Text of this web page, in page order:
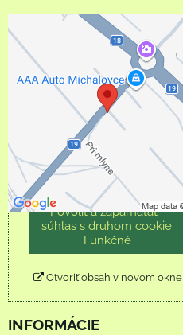
Externý obsah je
blokovaný Voľbami
súkromia
Prajete si načítať externý
obsah?
Povoliť tentokrát
Povoliť a zapamätať -
súhlas s druhom cookie:
Funkčné
Otvoriť obsah v novom okne
INFORMÁCIE